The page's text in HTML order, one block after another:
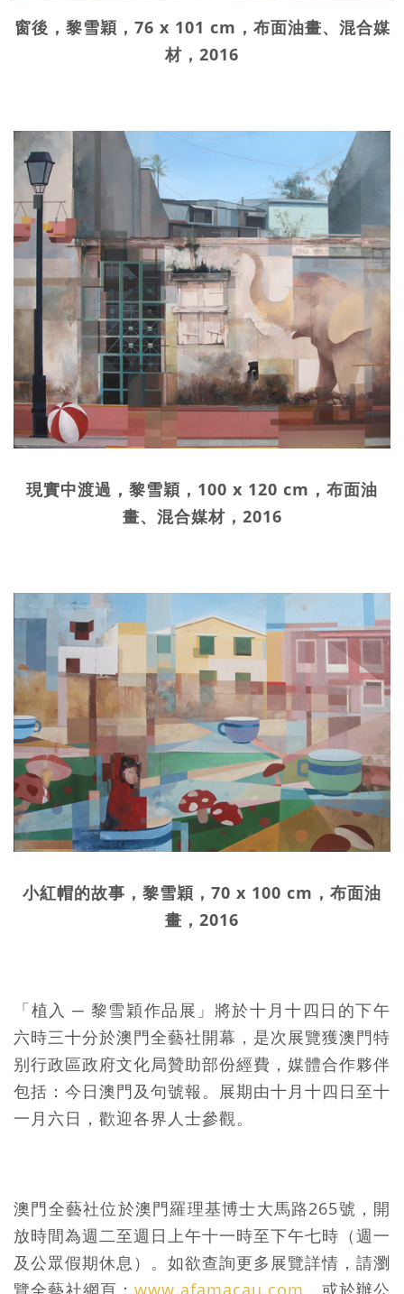
窗後，黎雪穎，76 x 101 cm，布面油畫、混合媒
材，2016
現實中渡過，黎雪穎，100 x 120 cm，布面油
畫、混合媒材，2016
小紅帽的故事，黎雪穎，70 x 100 cm，布面油
畫，2016
「植入 ─ 黎雪穎作品展」將於十月十四日的下午
六時三十分於澳門全藝社開幕，是次展覽獲澳門特
别行政區政府文化局贊助部份經費，媒體合作夥伴
包括：今日澳門及句號報。展期由十月十四日至十
一月六日，歡迎各界人士參觀。
澳門全藝社位於澳門羅理基博士大馬路265號，開
放時間為週二至週日上午十一時至下午七時（週一
及公眾假期休息）。如欲查詢更多展覽詳情，請瀏